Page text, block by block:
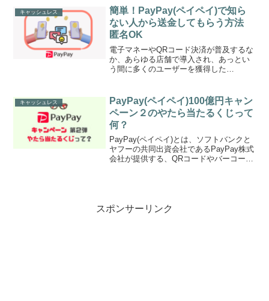
おそらく一番有名ですがアブラサス以外
にもコンパクト...
キャッシュレス
簡単！PayPay(ペイペイ)で知ら
ない人から送金してもらう方法
匿名OK
電子マネーやQRコード決済が普及するな
か、あらゆる店舗で導入され、あっとい
う間に多くのユーザーを獲得した
決済と言われていますPayPayはどんどん
使い勝...
キャッシュレス
PayPay(ペイペイ)100億円キャン
ペーン２のやたら当たるくじって
何？
PayPay(ペイペイ)とは、ソフトバンクと
ヤフーの共同出資会社であるPayPay株式
会社が提供する、QRコードやバーコード
スポンサーリンク